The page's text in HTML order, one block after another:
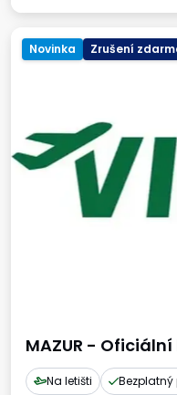
Novinka Zrušení
MAZUR -
Na letišti Bezplatný